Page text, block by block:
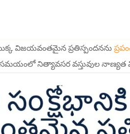
విజయవంతమైన ప్రతిస్పందనను
సమయంలో నిత్యావసర వస్తువుల